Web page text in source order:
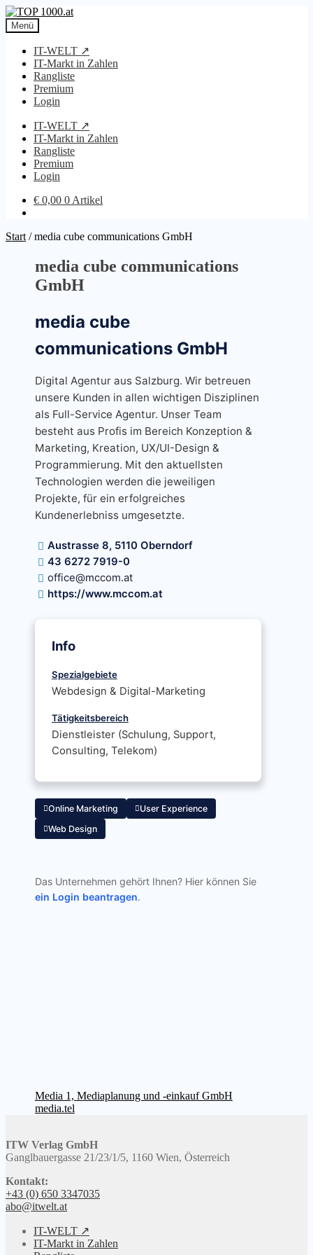
Zur
Navigation
springen
Zum
Inhalt
springen
Menü
IT-WELT ↗
IT-Markt in Zahlen
Rangliste
Premium
Login
IT-WELT ↗
IT-Markt in Zahlen
Rangliste
Premium
Login
€ 0,00 0 Artikel
Start /media cube communications GmbH
media cube communications
GmbH
media cube
communications GmbH
Digital Agentur aus Salzburg. Wir betreuen
unsere Kunden in allen wichtigen Disziplinen
als Full-Service Agentur. Unser Team
besteht aus Profis im Bereich Konzeption &
Marketing, Kreation, UX/UI-Design &
Programmierung. Mit den aktuellsten
Technologien werden die jeweiligen
Projekte, für ein erfolgreiches
Kundenerlebniss umgesetzte.
Austrasse 8, 5110 Oberndorf
43 6272 7919-0
office@mccom.at
https://www.mccom.at
Info
Spezialgebiete
Webdesign & Digital-Marketing
Tätigkeitsbereich
Dienstleister (Schulung, Support,
Consulting, Telekom)
Online Marketing
User Experience
Web Design
Das Unternehmen gehört Ihnen? Hier können Sie
ein Login beantragen.
Beitragsnavigation
Vorheriger
Beitrag:
Media 1, Mediaplanung und -einkauf GmbH
Nächster
media.tel
ITW Verlag GmbH
Ganglbauergasse 21/23/1/5, 1160 Wien, Österreich
Kontakt:
+43 (0) 650 3347035
abo@itwelt.at
IT-WELT ↗
IT-Markt in Zahlen